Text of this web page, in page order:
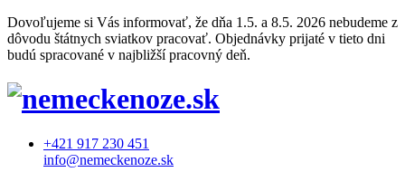
Dovoľujeme si Vás informovať, že dňa 1.5. a 8.5. 2026 nebudeme z
dôvodu štátnych sviatkov pracovať. Objednávky prijaté v tieto dni
budú spracované v najbližší pracovný deň.
+421 917 230 451
info@nemeckenoze.sk